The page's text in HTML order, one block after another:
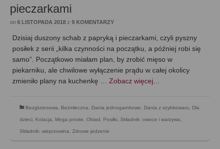
pieczarkami
on 6 LISTOPADA 2018 z 9 KOMENTARZY
Dzisiaj duszony schab z papryką i pieczarkami, czyli pyszny
posiłek z serii „kilka czynności na początku, a później robi się
samo”. Początkowo miałam plan, by zrobić mięso w
piekarniku, ale chwilowe wyłączenie prądu w całej okolicy
zmieniło plany na kuchenkę … Zobacz więcej…
Bezglutenowa Bezmleczna Dania jednogarnkowe Dania z szybkowaru Dla
dzieci Kolacja Mega proste Obiad Posiłki Składnik: owoce i warzywa
Składnik: wieprzowina Zdrowe jedzenie